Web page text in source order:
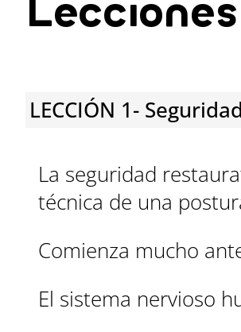
Lecciones
LECCIÓN 1-
La seguridad
técnica de una
Comienza mucho
El sistema nervioso